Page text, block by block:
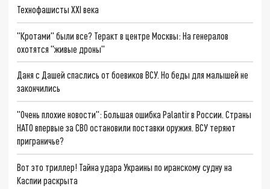
Технофашисты XXI века
"Кротами" были все? Теракт в центре Москвы: На генералов
охотятся "живые дроны"
Даня с Дашей спаслись от боевиков ВСУ. Но беды для малышей не
закончились
"Очень плохие новости": Большая ошибка Palantir в России. Страны
НАТО впервые за СВО остановили поставки оружия. ВСУ теряют
приграничье?
Вот это триллер! Тайна удара Украины по иранскому судну на
Каспии раскрыта